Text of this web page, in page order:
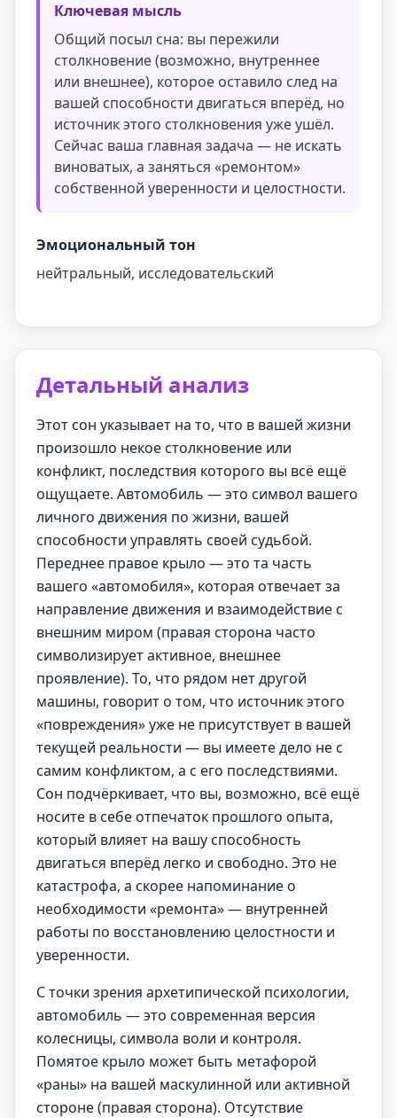
Ключевая мысль
Общий посыл сна: вы пережили
столкновение (возможно, внутреннее
или внешнее), которое оставило след на
вашей способности двигаться вперёд, но
источник этого столкновения уже ушёл.
Сейчас ваша главная задача — не искать
виноватых, а заняться «ремонтом»
собственной уверенности и целостности.
Эмоциональный тон
нейтральный, исследовательский
Детальный анализ
Этот сон указывает на то, что в вашей жизни
произошло некое столкновение или
конфликт, последствия которого вы всё ещё
ощущаете. Автомобиль — это символ вашего
личного движения по жизни, вашей
способности управлять своей судьбой.
Переднее правое крыло — это та часть
вашего «автомобиля», которая отвечает за
направление движения и взаимодействие с
внешним миром (правая сторона часто
символизирует активное, внешнее
проявление). То, что рядом нет другой
машины, говорит о том, что источник этого
«повреждения» уже не присутствует в вашей
текущей реальности — вы имеете дело не с
самим конфликтом, а с его последствиями.
Сон подчёркивает, что вы, возможно, всё ещё
носите в себе отпечаток прошлого опыта,
который влияет на вашу способность
двигаться вперёд легко и свободно. Это не
катастрофа, а скорее напоминание о
необходимости «ремонта» — внутренней
работы по восстановлению целостности и
уверенности.
С точки зрения архетипической психологии,
автомобиль — это современная версия
колесницы, символа воли и контроля.
Помятое крыло может быть метафорой
«раны» на вашей маскулинной или активной
стороне (правая сторона). Отсутствие